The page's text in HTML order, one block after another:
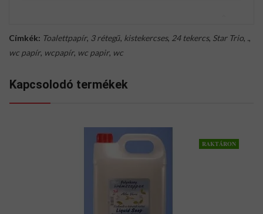
Címkék: Toalettpapír, 3 rétegű, kistekercses, 24 tekercs, Star Trio, .,
wc papír, wcpapír, wc papir, wc
Kapcsolodó termékek
RAKTÁRON